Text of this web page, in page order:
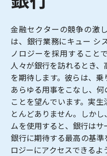
金融セクターの競争の激
は、銀行業務にキュー シ
ノロジーを採用すること
人々が銀行を訪れるとき
を期待します。彼らは、
あらゆる用事をこなし、
ことを望んでいます。実
とんどありません。しか
ムを使用すると、銀行は
銀行に期待する最高の基
ロジーにアクセスできるよ